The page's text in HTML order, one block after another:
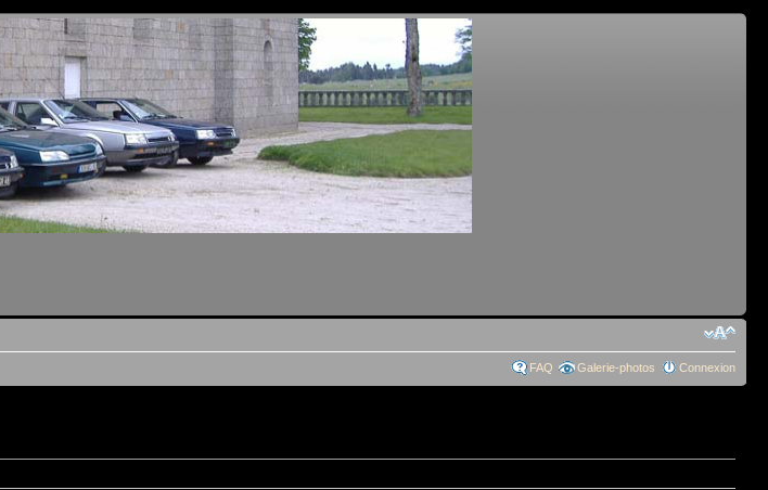
FAQ Galerie-photos Connexion